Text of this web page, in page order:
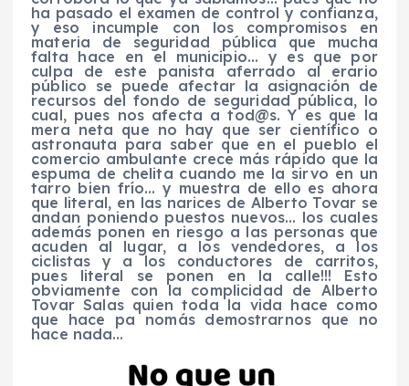
ha pasado el examen de control y confianza,
y eso incumple con los compromisos en
materia de seguridad pública que mucha
falta hace en el municipio… y es que por
culpa de este panista aferrado al erario
público se puede afectar la asignación de
recursos del fondo de seguridad pública, lo
cual, pues nos afecta atod@s.Y es que la
mera neta que no hay que ser científico o
astronauta para saber que en el pueblo el
comercio ambulante crece más rápido que la
espuma de chelita cuando me la sirvo en un
tarro bien frío… y muestra de ello es ahora
que literal, en las narices de Alberto Tovar se
andan poniendo puestos nuevos… los cuales
además ponen en riesgo a las personas que
acuden al lugar, a los vendedores, a los
ciclistas y a los conductores de carritos,
pues literal se ponen en la calle!!! Esto
obviamente con la complicidad de Alberto
Tovar Salas quien toda la vida hace como
que hace pa nomás demostrarnos que no
hace nada…